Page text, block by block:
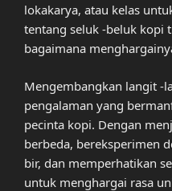
lokakarya, atau kelas
tentang seluk -beluk kopi
bagaimana
Mengembangkan langit -
pengalaman yang
pecinta kopi. Dengan
berbeda, bereksperimen
bir, dan memperhatikan
untuk menghargai rasa